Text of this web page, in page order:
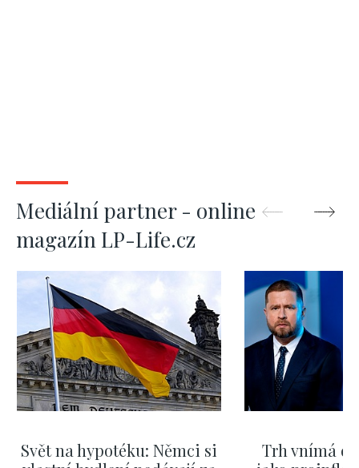
Mediální partner - online
magazín LP-Life.cz
Svět na hypotéku: Němci si
Trh vnímá